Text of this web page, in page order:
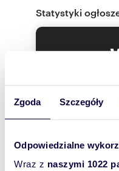
Zgoda Szczegóły
Odpowiedzialne
Wraz z naszymi 1022
Statystyki
To